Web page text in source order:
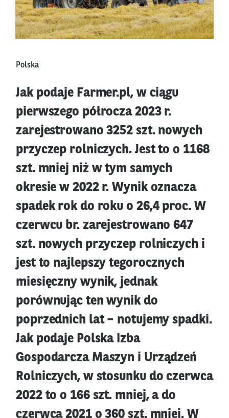
Polska
Jak podaje Farmer.pl, w ciągu
pierwszego półrocza 2023 r.
zarejestrowano 3252 szt. nowych
przyczep rolniczych. Jest to o 1168
szt. mniej niż w tym samych
okresie w 2022 r. Wynik oznacza
spadek rok do roku o 26,4 proc. W
czerwcu br. zarejestrowano 647
szt. nowych przyczep rolniczych i
jest to najlepszy tegorocznych
miesięczny wynik, jednak
porównując ten wynik do
poprzednich lat – notujemy spadki.
Jak podaje Polska Izba
Gospodarcza Maszyn i Urządzeń
Rolniczych, w stosunku do czerwca
2022 to o 166 szt. mniej, a do
czerwca 2021 o 360 szt. mniej. W